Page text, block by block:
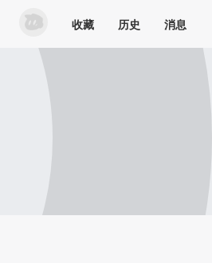
收藏 历史 消息